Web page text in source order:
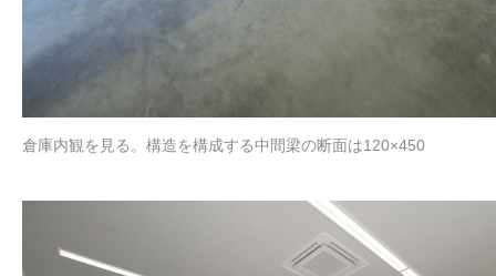
倉庫内観を見る。構造を構成する中間梁の断面は120×450